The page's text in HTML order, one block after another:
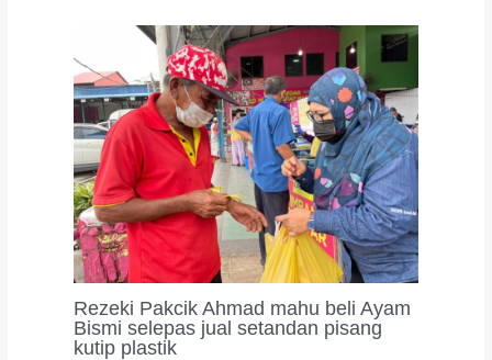
Rezeki Pakcik Ahmad mahu beli Ayam
Bismi selepas jual setandan pisang
kutip plastik